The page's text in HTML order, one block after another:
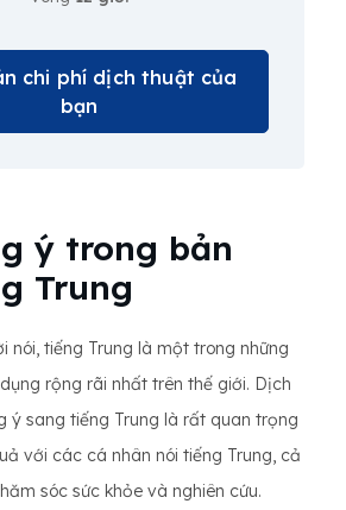
chi phí dịch thuật của
bạn
ý trong bản
Trung
nói, tiếng Trung là một trong những
rộng rãi nhất trên thế giới. Dịch
ý sang tiếng Trung là rất quan trọng
với các cá nhân nói tiếng Trung, cả
sóc sức khỏe và nghiên cứu.